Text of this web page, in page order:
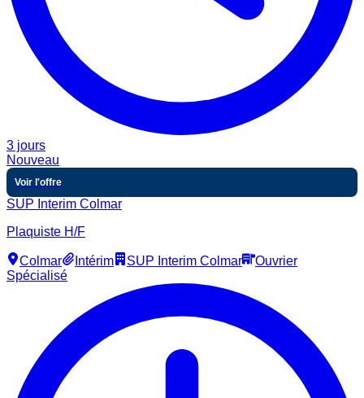
3 jours
Nouveau
Voir l'offre
SUP Interim Colmar
Plaquiste H/F
Colmar Intérim SUP Interim Colmar
Ouvrier
Spécialisé